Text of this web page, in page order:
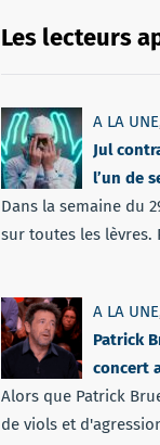
Les lecteurs
A LA UNE
Jul
l’un de
Dans la semaine du
sur toutes les lèvres.
A LA UNE
Patrick
concert
Alors que Patrick
de viols et